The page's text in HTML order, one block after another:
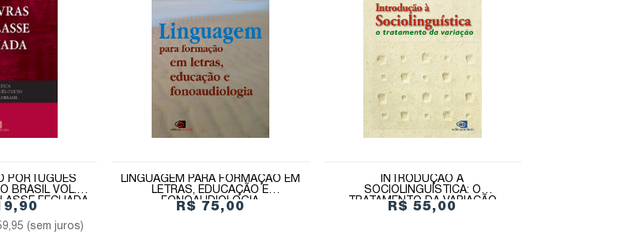
PORTUGUÊS
BRASIL VOL. IV
FECHADA
(sem juros)
LINGUAGEM PARA FORMAÇÃO EM
LETRAS, EDUCAÇÃO E
FONOAUDIOLOGIA
R$ 75,00
INTRODUÇÃO À
SOCIOLINGUÍSTICA: O
TRATAMENTO DA VARIAÇÃO
R$ 55,00